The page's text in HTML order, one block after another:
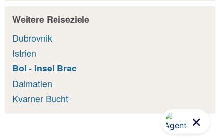
Weitere Reiseziele
Dubrovnik
Istrien
Bol - Insel Brac
Dalmatien
Kvarner Bucht